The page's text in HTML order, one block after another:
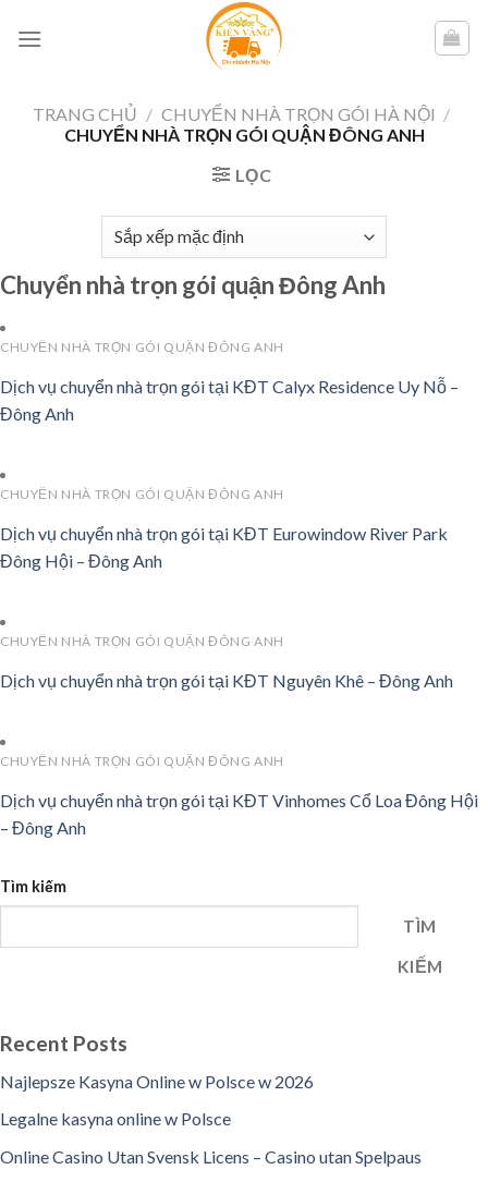
TRANG CHỦ / CHUYỂN NHÀ TRỌN GÓI HÀ NỘI /
CHUYỂN NHÀ TRỌN GÓI QUẬN ĐÔNG ANH
LỌC
Chuyển nhà trọn gói quận Đông Anh
CHUYỂN NHÀ TRỌN GÓI QUẬN ĐÔNG ANH
Dịch vụ chuyển nhà trọn gói tại KĐT Calyx Residence Uy Nỗ –
Đông Anh
CHUYỂN NHÀ TRỌN GÓI QUẬN ĐÔNG ANH
Dịch vụ chuyển nhà trọn gói tại KĐT Eurowindow River Park
Đông Hội – Đông Anh
CHUYỂN NHÀ TRỌN GÓI QUẬN ĐÔNG ANH
Dịch vụ chuyển nhà trọn gói tại KĐT Nguyên Khê – Đông Anh
CHUYỂN NHÀ TRỌN GÓI QUẬN ĐÔNG ANH
Dịch vụ chuyển nhà trọn gói tại KĐT Vinhomes Cổ Loa Đông Hội
– Đông Anh
Tìm kiếm
TÌM
KIẾM
Recent Posts
Najlepsze Kasyna Online w Polsce w 2026
Legalne kasyna online w Polsce
Online Casino Utan Svensk Licens – Casino utan Spelpaus